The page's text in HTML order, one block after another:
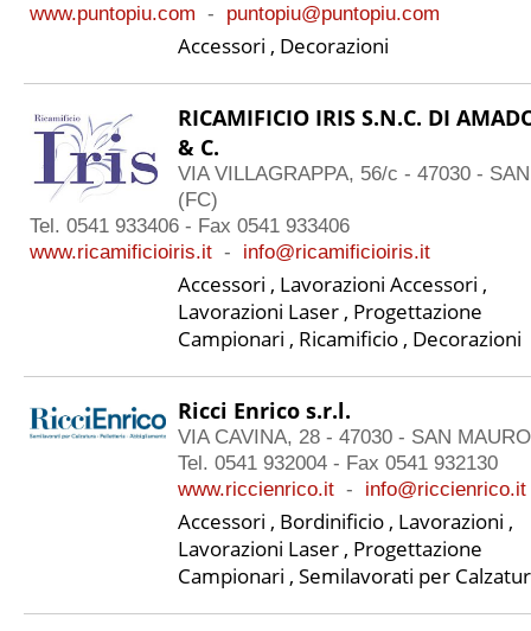
www.puntopiu.com - puntopiu@puntopiu.com
Accessori , Decorazioni
RICAMIFICIO IRIS S.N.C. DI
& C.
VIA VILLAGRAPPA, 56/c - 47030 -
(FC)
Tel. 0541 933406 - Fax 0541 933406
www.ricamificioiris.it - info@ricamificioiris.it
Accessori , Lavorazioni Accessori ,
Lavorazioni Laser , Progettazione
Campionari , Ricamificio , Decorazioni
Ricci Enrico s.r.l.
VIA CAVINA, 28 - 47030 - SAN
Tel. 0541 932004 - Fax 0541 932130
www.riccienrico.it - info@riccienrico.it
Accessori , Bordinificio , Lavorazioni ,
Lavorazioni Laser , Progettazione
Campionari , Semilavorati per